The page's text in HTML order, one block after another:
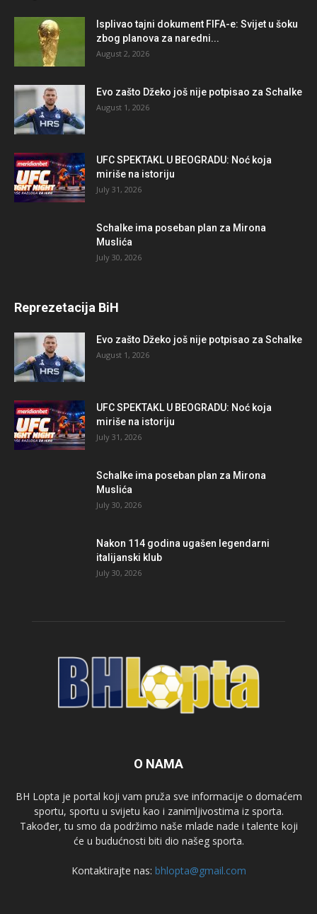
Isplivao tajni dokument FIFA-e: Svijet u šoku
zbog planova za naredni...
August 2, 2026
Evo zašto Džeko još nije potpisao za Schalke
August 1, 2026
UFC SPEKTAKL U BEOGRADU: Noć koja
miriše na istoriju
July 31, 2026
Schalke ima poseban plan za Mirona
Muslića
July 30, 2026
Reprezetacija BiH
Evo zašto Džeko još nije potpisao za Schalke
August 1, 2026
UFC SPEKTAKL U BEOGRADU: Noć koja
miriše na istoriju
July 31, 2026
Schalke ima poseban plan za Mirona
Muslića
July 30, 2026
Nakon 114 godina ugašen legendarni
italijanski klub
July 30, 2026
O NAMA
BH Lopta je portal koji vam pruža sve informacije o domaćem
sportu, sportu u svijetu kao i zanimljivostima iz sporta.
Također, tu smo da podržimo naše mlade nade i talente koji
će u budućnosti biti dio našeg sporta.
Kontaktirajte nas: bhlopta@gmail.com